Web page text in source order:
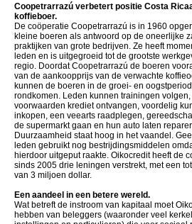
Coopetrarrazú verbetert positie Costa
koffieboer.
De coöperatie Coopetrarrazú is in 1960
kleine boeren als antwoord op de oneerlijke
praktijken van grote bedrijven. Ze heeft
leden en is uitgegroeid tot de grootste
regio. Doordat Coopetrarrazú de boeren
van de aankoopprijs van de verwachte
kunnen de boeren in de groei- en
rondkomen. Leden kunnen trainingen
voorwaarden krediet ontvangen, voordelig
inkopen, een veearts raadplegen,
de supermarkt gaan en hun auto laten
Duurzaamheid staat hoog in het vaandel.
leden gebruikt nog bestrijdingsmiddelen
hierdoor uitgeput raakte. Oikocredit heeft de
sinds 2005 drie leningen verstrekt, met een
van 3 miljoen dollar.
Een aandeel in een betere wereld.
Wat betreft de instroom van kapitaal moet
hebben van beleggers (waaronder veel